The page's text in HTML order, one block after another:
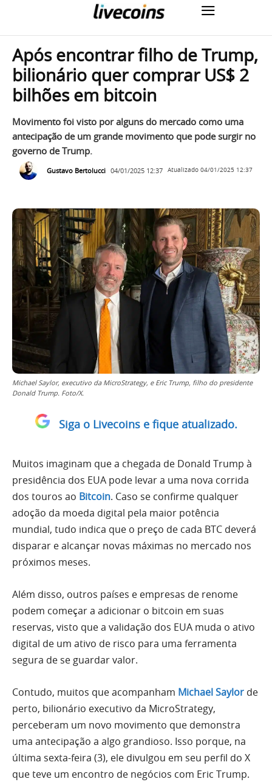
Após encontrar filho de Trump,
bilionário quer comprar US$ 2
bilhões em bitcoin
Movimento foi visto por alguns do mercado como uma
antecipação de um grande movimento que pode surgir no
governo de Trump.
Gustavo Bertolucci 04/01/2025 12:37 Atualizado 04/01/2025 12:37
Michael Saylor, executivo da MicroStrategy, e Eric Trump, filho do presidente
Donald Trump. Foto/X.
Siga o Livecoins e fique atualizado.
Muitos imaginam que a chegada de Donald Trump à
presidência dos EUA pode levar a uma nova corrida
dos touros ao Bitcoin. Caso se confirme qualquer
adoção da moeda digital pela maior potência
mundial, tudo indica que o preço de cada BTC deverá
disparar e alcançar novas máximas no mercado nos
próximos meses.
Além disso, outros países e empresas de renome
podem começar a adicionar o bitcoin em suas
reservas, visto que a validação dos EUA muda o ativo
digital de um ativo de risco para uma ferramenta
segura de se guardar valor.
Contudo, muitos que acompanham Michael Saylor de
perto, bilionário executivo da MicroStrategy,
perceberam um novo movimento que demonstra
uma antecipação a algo grandioso. Isso porque, na
última sexta-feira (3), ele divulgou em seu perfil do X
que teve um encontro de negócios com Eric Trump.